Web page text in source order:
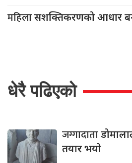
महिलासशक्तिकरणको आधार
धेरै पढिएको
जग्गादाता
तयार भयो